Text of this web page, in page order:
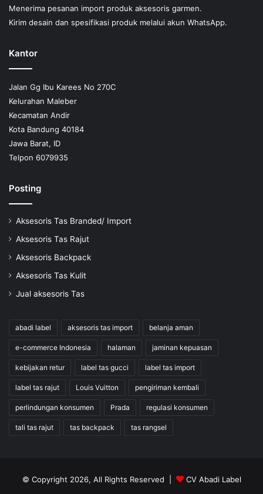
Menerima pesanan import produk aksesoris garmen.
Kirim desain dan spesifikasi produk melalui akun WhatsApp.
Kantor
Jalan Gg Ibu Karees No 270C
Kelurahan Maleber
Kecamatan Andir
Kota Bandung 40184
Jawa Barat, ID
Telpon 6079935
Posting
Aksesoris Tas Branded/ Import
Aksesoris Tas Rajut
Aksesoris Backpack
Aksesoris Tas Kulit
Jual aksesoris Tas
abadi label aksesoris tas import belanja aman
e-commerce Indonesia halaman jaminan kepuasan
kebijakan retur label tas gucci label tas import
label tas rajut Louis Vuitton pengiriman kembali
perlindungan konsumen Prada regulasi konsumen
tali tas rajut tas backpack tas rangsel
© Copyright 2026, All Rights Reserved | CV Abadi Label